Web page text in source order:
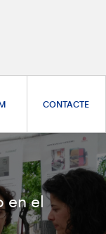
CONTACTE
en el